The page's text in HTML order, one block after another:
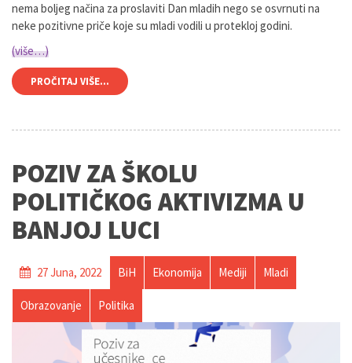
nema boljeg načina za proslaviti Dan mladih nego se osvrnuti na
neke pozitivne priče koje su mladi vodili u protekloj godini.
(više…)
PROČITAJ VIŠE...
POZIV ZA ŠKOLU
POLITIČKOG AKTIVIZMA U
BANJOJ LUCI
27 Juna, 2022 BiH Ekonomija Mediji Mladi
Obrazovanje Politika